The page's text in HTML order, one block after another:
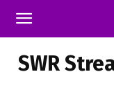
SWR